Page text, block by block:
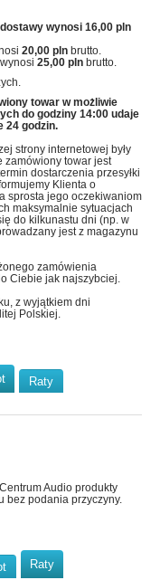
wynosi 16,00 pln
20,00 pln brutto.
25,00 pln brutto.
towar w możliwie
do godziny 14:00 udaje
24 godzin.
strony internetowej były
zamówiony towar jest
dostarczenia przesyłki
Klienta o
sprosta jego oczekiwaniom
maksymalnie sytuacjach
do kilkunastu dni (np. w
jest z magazynu
zamówienia
Ciebie jak najszybciej.
z wyjątkiem dni
Polskiej.
Raty
Audio produkty
bez podania przyczyny.
Raty